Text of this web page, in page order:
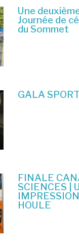
Une
Journée de
du Sommet
GALA
FINALE
SCIENCES |
HOULE